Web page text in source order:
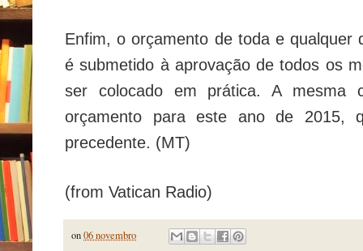
Enfim, o orçamento de toda e qualquer
é submetido à aprovação de todos os
ser colocado em prática. A mesma
orçamento para este ano de 2015,
precedente. (MT)
(from Vatican Radio)
on06 novembro